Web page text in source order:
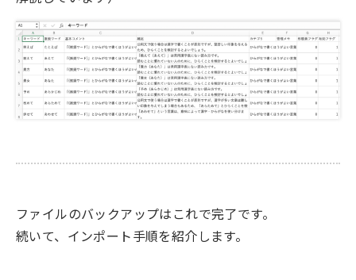
ファイルのバックアップはこれで完了です。
続いて、インポート手順を紹介します。